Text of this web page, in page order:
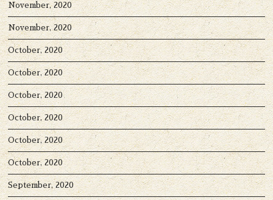
November, 2020
November, 2020
October, 2020
October, 2020
October, 2020
October, 2020
October, 2020
October, 2020
September, 2020